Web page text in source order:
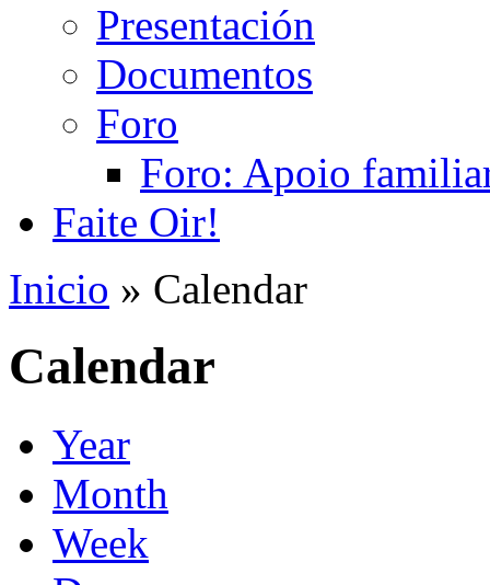
Presentación
Documentos
Foro
Foro: Apoio
Faite Oir!
Inicio » Calendar
Calendar
Year
Month
Week